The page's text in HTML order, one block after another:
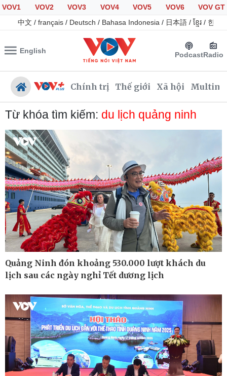
VOV1 VOV2 VOV3 VOV4 VOV5 VOV6
VOV GT
中文 / français / Deutsch / Bahasa Indonesia / 日本語 / ខ្មែរ / 한국
English PodcastRadio
Chính trị Thế giới Xã hội
Chính trị
Đảng
Tổ chức nhân sự
Quốc hội
Nhận diện sự thật
Tin 24h
Giáo dục
Dự báo thời tiết
Dấu ấn VOV
Việc làm
Biển đảo
Thế giới
Quan sát
Cuộc sống đó đây
Hồ sơ
Multimedia
Ảnh
Video
E-Magazine
Infographic
Từ khóa tìm kiếm: du lịch quảng ninh
Quảng Ninh đón khoảng 530.000 lượt khách du
lịch sau các ngày nghỉ Tết dương lịch